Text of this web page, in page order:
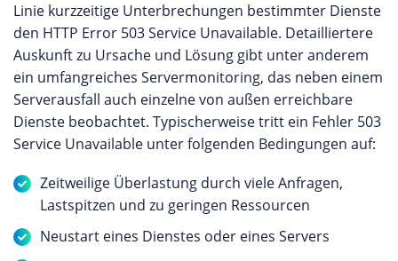
Linie kurzzeitige Unterbrechungen bestimmter Dienste
den HTTP Error 503 Service Unavailable. Detailliertere
Auskunft zu Ursache und Lösung gibt unter anderem
ein umfangreiches Servermonitoring, das neben einem
Serverausfall auch einzelne von außen erreichbare
Dienste beobachtet. Typischerweise tritt ein Fehler 503
Service Unavailable unter folgenden Bedingungen auf:
Zeitweilige Überlastung durch viele Anfragen,
Lastspitzen und zu geringen Ressourcen
Neustart eines Dienstes oder eines Servers